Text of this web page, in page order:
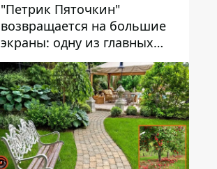
"Петрик Пяточкин"
возвращается на большие
экраны: одну из главных
ролей сыграет 9-летний
днепрянин Александр
Войтеховский